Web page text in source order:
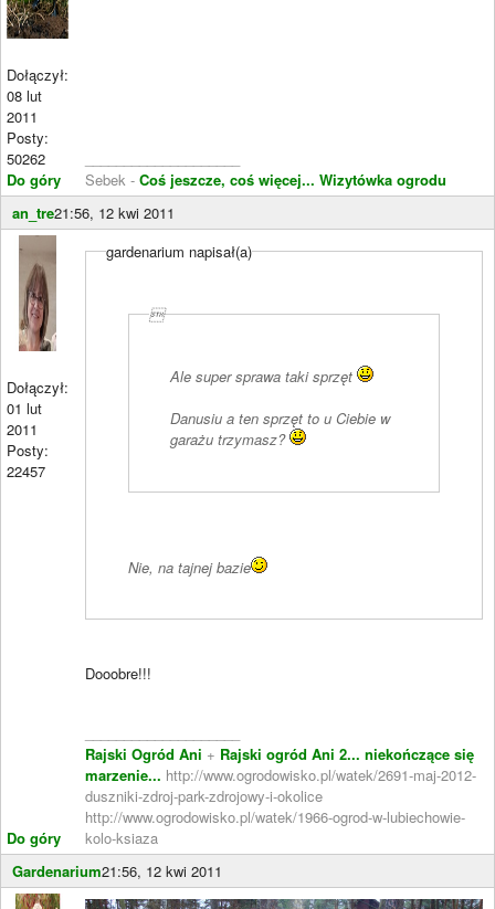
Dołączył:
08 lut
2011
Posty:
50262
Do góry
Sebek - Coś jeszcze, coś więcej... Wizytówka ogrodu
an_tre21:56, 12 kwi 2011
Dołączył:
01 lut
2011
Posty:
22457
Do góry
gardenarium napisał(a)

Ale super sprawa taki sprzęt
Danusiu a ten sprzęt to u Ciebie w
garażu trzymasz?
Nie, na tajnej bazie
Dooobre!!!
Rajski Ogród Ani + Rajski ogród Ani 2... niekończące się
marzenie... http://www.ogrodowisko.pl/watek/2691-maj-2012-
duszniki-zdroj-park-zdrojowy-i-okolice
http://www.ogrodowisko.pl/watek/1966-ogrod-w-lubiechowie-
kolo-ksiaza
Gardenarium21:56, 12 kwi 2011